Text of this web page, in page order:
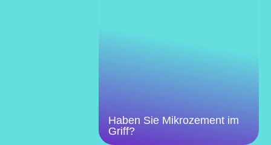
Haben Sie Mikrozement im
Griff?